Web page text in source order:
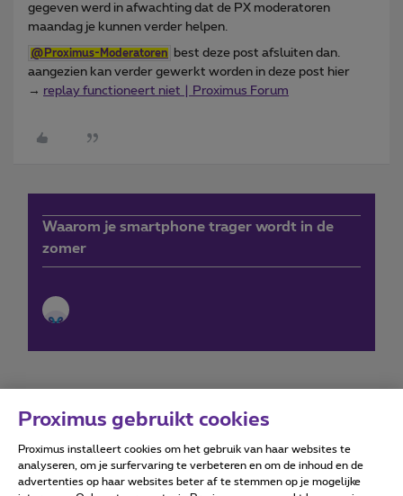
gegeven werd in afwachting dat de PX moderatoren
maandag je kunnen verder helpen.
@Proximus-Moderatoren
best deze post afsluiten dan.
aangezien kan verder gewerkt worden in deze post hier
→ replay functioneert niet | Proximus Forum
Waarom je smartphone trager wordt in de
zomer
Forumvoorwaarden Accessibility statement
Proximus gebruikt cookies
Proximus installeert cookies om het gebruik van haar websites te
analyseren, om je surfervaring te verbeteren en om de inhoud en de
advertenties op haar websites beter af te stemmen op je mogelijke